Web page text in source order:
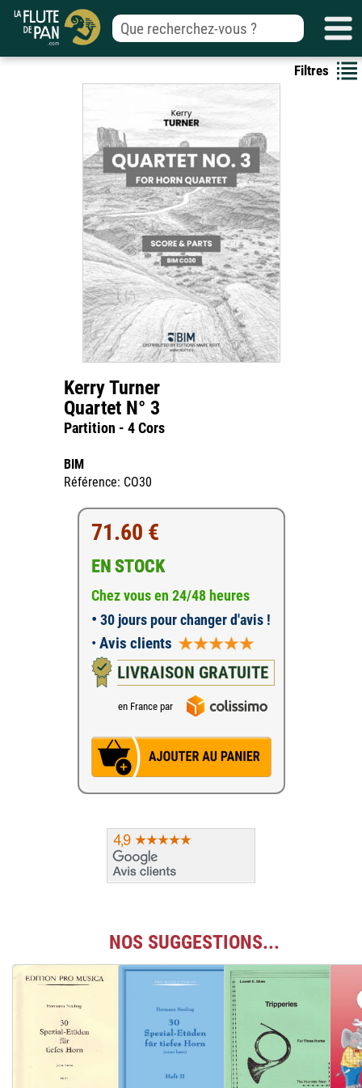
Filtres
Kerry Turner
Quartet N° 3
Partition - 4 Cors
BIM
Référence: CO30
71.60 €
EN STOCK
Chez vous en 24/48 heures
• 30 jours pour changer d'avis !
• Avis clients
LIVRAISON GRATUITE
en France par
NOS SUGGESTIONS...